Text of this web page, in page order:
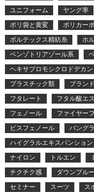
ユニフォーム ヤング率
ポリ袋と黄変
ポリカー
ボルテックス精紡糸
ホ
ベンゾトリアゾール系
ヘキサブロモシクロドデカン
プラスチック類
ブラン
フタレート
フタル酸エ
フェノール
ファイヤー
ビスフェノール
バング
ハイグラルエキスパンション
ナイロン
トルエン
チクチク感
ダウンプル
セミナー
スーツ ス